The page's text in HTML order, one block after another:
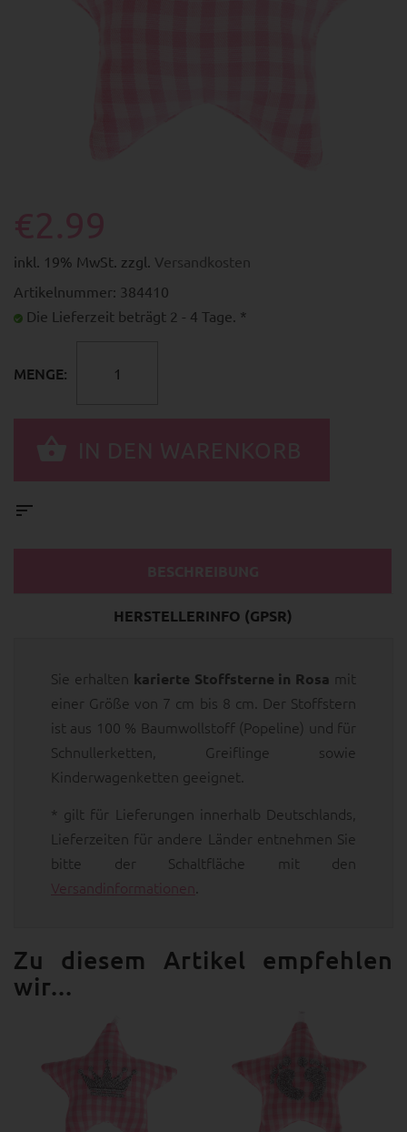
inkl. 19% MwSt. zzgl. Versandkosten
Artikelnummer: 384410
Die Lieferzeit beträgt 2 - 4 Tage. *
MENGE:
HERSTELLERINFO (GPSR)
Sie erhalten karierte Stoffsterne in Rosa mit
einer Größe von 7 cm bis 8 cm. Der Stoffstern
ist aus 100 % Baumwollstoff (Popeline) und für
Schnullerketten, Greiflinge sowie
Kinderwagenketten geeignet.
* gilt für Lieferungen innerhalb Deutschlands,
Lieferzeiten für andere Länder entnehmen Sie
bitte der Schaltfläche mit den
Versandinformationen
Zu diesem Artikel empfehlen
wir...